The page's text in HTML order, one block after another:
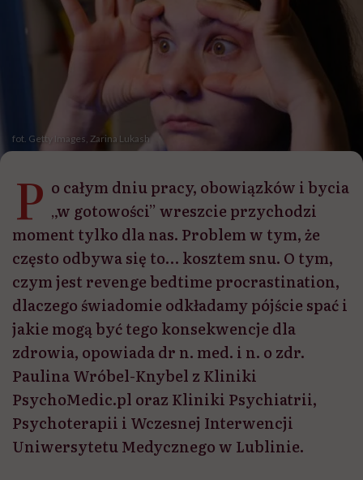
fot. Getty Images, Zarina Lukash
P o całym dniu pracy, obowiązków i bycia
„w gotowości” wreszcie przychodzi
moment tylko dla nas. Problem w tym, że
często odbywa się to… kosztem snu. O tym,
czym jest revenge bedtime procrastination,
dlaczego świadomie odkładamy pójście spać i
jakie mogą być tego konsekwencje dla
zdrowia, opowiada dr n. med. i n. o zdr.
Paulina Wróbel-Knybel z Kliniki
PsychoMedic.pl oraz Kliniki Psychiatrii,
Psychoterapii i Wczesnej Interwencji
Uniwersytetu Medycznego w Lublinie.